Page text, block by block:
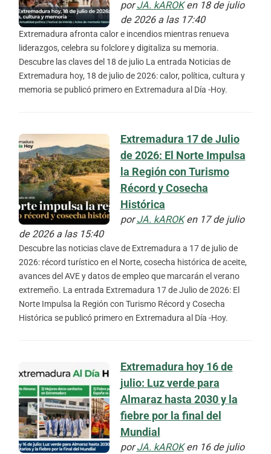
porJA. kAROKen 18 de julio
de 2026 a las 17:40
Extremadura afronta calor e incendios mientras renueva
liderazgos, celebra su folclore y digitaliza su memoria.
Descubre las claves del 18 de julio La entrada Noticias de
Extremadura hoy, 18 de julio de 2026: calor, política, cultura y
memoria se publicó primero en Extremadura al Día -Hoy.
Extremadura 17 de Julio
de 2026: El Norte Impulsa
la Región con Turismo
Récord y Cosecha
Histórica
porJA. kAROKen 17 de julio
de 2026 a las 15:40
Descubre las noticias clave de Extremadura a 17 de julio de
2026: récord turístico en el Norte, cosecha histórica de aceite,
avances del AVE y datos de empleo que marcarán el verano
extremeño. La entrada Extremadura 17 de Julio de 2026: El
Norte Impulsa la Región con Turismo Récord y Cosecha
Histórica se publicó primero en Extremadura al Día -Hoy.
Extremadura hoy 16 de
julio: Luz verde para
Almaraz hasta 2030 y la
fiebre por la final del
Mundial
porJA. kAROKen 16 de julio